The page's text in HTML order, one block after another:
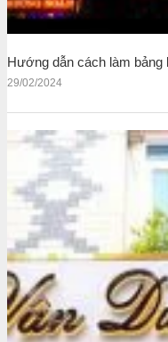
Hướng dẫn cách làm bảng
29/02/2024